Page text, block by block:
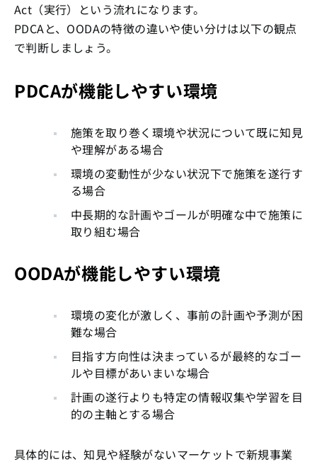
Act（実行）という流れになります。
PDCAと、OODAの特徴の違いや使い分けは以下の観点
で判断しましょう。
PDCAが機能しやすい環境
施策を取り巻く環境や状況について既に知見
や理解がある場合
環境の変動性が少ない状況下で施策を遂行す
る場合
中長期的な計画やゴールが明確な中で施策に
取り組む場合
OODAが機能しやすい環境
環境の変化が激しく、事前の計画や予測が困
難な場合
目指す方向性は決まっているが最終的なゴー
ルや目標があいまいな場合
計画の遂行よりも特定の情報収集や学習を目
的の主軸とする場合
具体的には、知見や経験がないマーケットで新規事業